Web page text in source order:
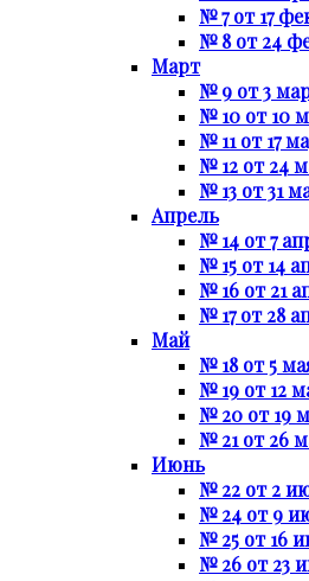
№ 7 от 17
№ 8 от 24
Март
№ 9 от 3
№ 10 от 10
№ 11 от 17
№ 12 от 24
№ 13 от 31
Апрель
№ 14 от 7
№ 15 от 14
№ 16 от 21
№ 17 от 28
Май
№ 18 от 5
№ 19 от 12
№ 20 от 19
№ 21 от 26
Июнь
№ 22 от 2
№ 24 от 9
№ 25 от 16
№ 26 от 23